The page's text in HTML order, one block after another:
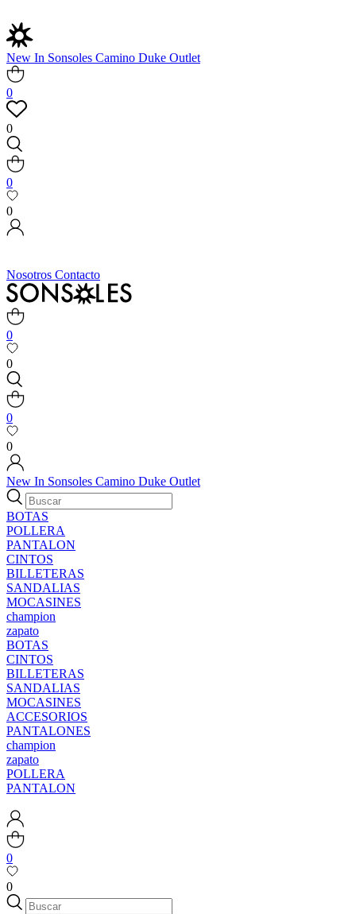
New In Sonsoles Camino Duke Outlet
0
0
0
0
Nosotros Contacto
0
0
0
0
New In Sonsoles Camino Duke Outlet
BOTAS
POLLERA
PANTALON
CINTOS
BILLETERAS
SANDALIAS
MOCASINES
champion
zapato
BOTAS
CINTOS
BILLETERAS
SANDALIAS
MOCASINES
ACCESORIOS
PANTALONES
champion
zapato
POLLERA
PANTALON
0
0